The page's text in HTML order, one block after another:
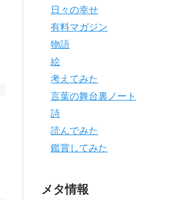
日々の幸せ
有料マガジン
物語
絵
考えてみた
言葉の舞台裏ノート
詩
読んでみた
鑑賞してみた
メタ情報